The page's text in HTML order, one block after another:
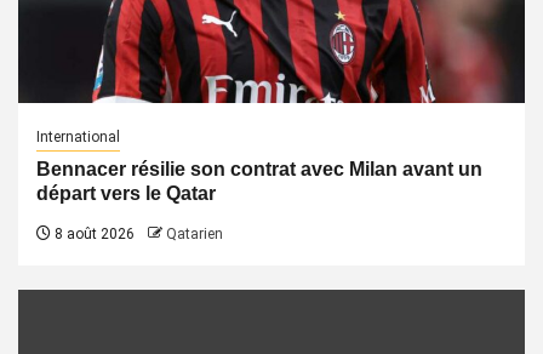
International
Bennacer résilie son contrat avec Milan avant un
départ vers le Qatar
8 août 2026 Qatarien